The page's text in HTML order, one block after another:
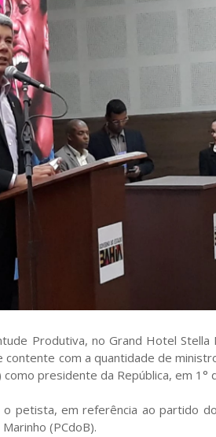
Produtiva, no Grand Hotel
com a quantidade de
presidente da República, em 1°
petista, em referência ao partido
(PCdoB).